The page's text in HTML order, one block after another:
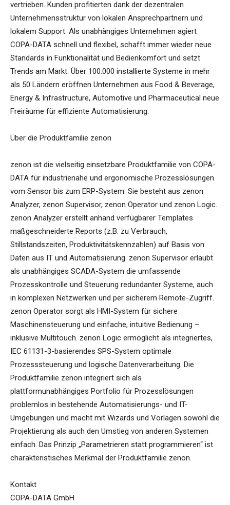
vertrieben. Kunden profitierten dank der dezentralen
Unternehmensstruktur von lokalen Ansprechpartnern und
lokalem Support. Als unabhängiges Unternehmen agiert
COPA-DATA schnell und flexibel, schafft immer wieder neue
Standards in Funktionalität und Bedienkomfort und setzt
Trends am Markt. Über 100.000 installierte Systeme in mehr
als 50 Ländern eröffnen Unternehmen aus Food & Beverage,
Energy & Infrastructure, Automotive und Pharmaceutical neue
Freiräume für effiziente Automatisierung.
Über die Produktfamilie zenon
zenon ist die vielseitig einsetzbare Produktfamilie von COPA-
DATA für industrienahe und ergonomische Prozesslösungen
vom Sensor bis zum ERP-System. Sie besteht aus zenon
Analyzer, zenon Supervisor, zenon Operator und zenon Logic.
zenon Analyzer erstellt anhand verfügbarer Templates
maßgeschneiderte Reports (z.B. zu Verbrauch,
Stillstandszeiten, Produktivitätskennzahlen) auf Basis von
Daten aus IT und Automatisierung. zenon Supervisor erlaubt
als unabhängiges SCADA-System die umfassende
Prozesskontrolle und Steuerung redundanter Systeme, auch
in komplexen Netzwerken und per sicherem Remote-Zugriff.
zenon Operator sorgt als HMI-System für sichere
Maschinensteuerung und einfache, intuitive Bedienung –
inklusive Multitouch. zenon Logic ermöglicht als integriertes,
IEC 61131-3-basierendes SPS-System optimale
Prozesssteuerung und logische Datenverarbeitung. Die
Produktfamilie zenon integriert sich als
plattformunabhängiges Portfolio für Prozesslösungen
problemlos in bestehende Automatisierungs- und IT-
Umgebungen und macht mit Wizards und Vorlagen sowohl die
Projektierung als auch den Umstieg von anderen Systemen
einfach. Das Prinzip „Parametrieren statt programmieren“ ist
charakteristisches Merkmal der Produktfamilie zenon.
Kontakt
COPA-DATA GmbH